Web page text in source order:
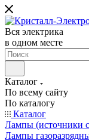
Вся электрика
в одном месте
Каталог
По всему сайту
По каталогу
Каталог
Лампы (источники
Лампы